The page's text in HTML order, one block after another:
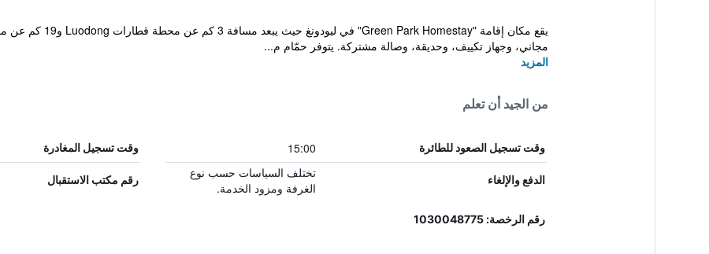
مجاني، وجهاز تكييف، وحديقة، وصالة مشتركة. يتوفر حمّام م...
المزيد
من الجيد أن تعلم
وقت تسجيل الصعود للطائرة 15:00 وقت تسجيل المغادرة
الدفع والإلغاء
تختلف السياسات حسب نوع
الغرفة ومزود الخدمة.
رقم مكتب الاستقبال
رقم الرخصة: 1030048775